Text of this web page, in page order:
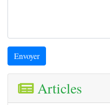
Envoyer
Articles